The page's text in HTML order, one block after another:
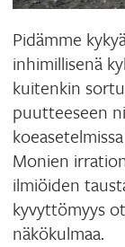
Pidämme
inhimillisenä
kuitenkin
puutteeseen
Monien
ilmiöiden
kyvyttömyys
näkökulmaa.